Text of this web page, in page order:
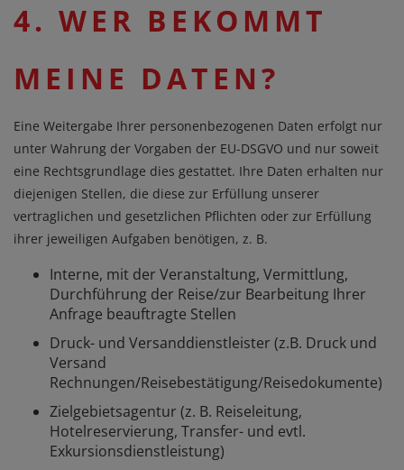
4. WER BEKOMMT
MEINE DATEN?
Eine Weitergabe Ihrer personenbezogenen Daten erfolgt nur
unter Wahrung der Vorgaben der EU-DSGVO und nur soweit
eine Rechtsgrundlage dies gestattet. Ihre Daten erhalten nur
diejenigen Stellen, die diese zur Erfüllung unserer
vertraglichen und gesetzlichen Pflichten oder zur Erfüllung
ihrer jeweiligen Aufgaben benötigen, z. B.
Interne, mit der Veranstaltung, Vermittlung,
Durchführung der Reise/zur Bearbeitung Ihrer
Anfrage beauftragte Stellen
Druck- und Versanddienstleister (z.B. Druck und
Versand
Rechnungen/Reisebestätigung/Reisedokumente)
Zielgebietsagentur (z. B. Reiseleitung,
Hotelreservierung, Transfer- und evtl.
Exkursionsdienstleistung)